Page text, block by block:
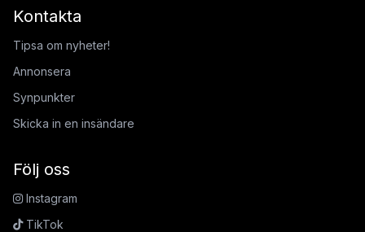
Kontakta
Tipsa om nyheter!
Annonsera
Synpunkter
Skicka in en insändare
Följ oss
Instagram
TikTok